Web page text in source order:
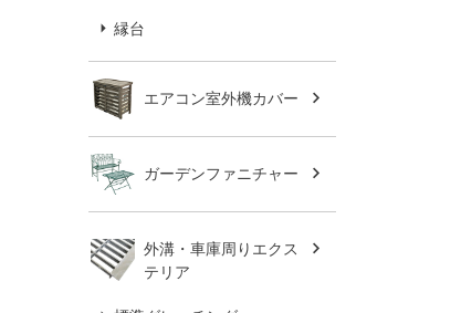
縁台
エアコン室外機カバー
ガーデンファニチャー
外溝・車庫周りエクス
テリア